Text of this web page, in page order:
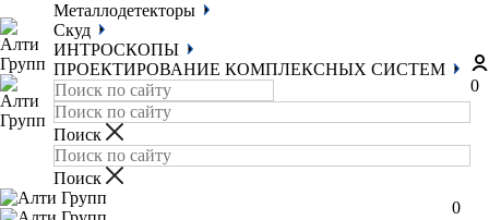
Металлодетекторы
Скуд
ИНТРОСКОПЫ
ПРОЕКТИРОВАНИЕ КОМПЛЕКСНЫХ СИСТЕМ
0
0